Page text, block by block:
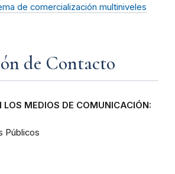
de comercialización multiniveles
de Contacto
MEDIOS DE COMUNICACIÓN:
Públicos